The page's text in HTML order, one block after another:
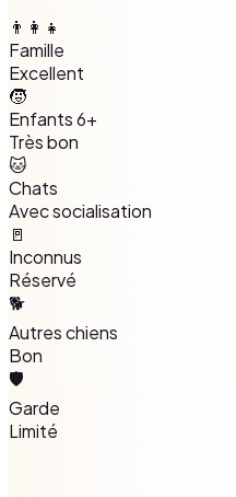
👨‍👩‍👧
Famille
Excellent
🧒
Enfants 6+
Très bon
🐱
Chats
Avec socialisation
🚪
Inconnus
Réservé
🐕
Autres chiens
Bon
🛡️
Garde
Limité